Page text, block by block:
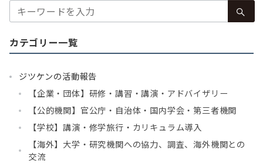
索：
カテゴリー一覧
ジツケンの活動報告
【企業・団体】研修・講習・講演・アドバイザリー
【公的機関】官公庁・自治体・国内学会・第三者機関
【学校】講演・修学旅行・カリキュラム導入
【海外】大学・研究機関への協力、調査、海外機関との
交流